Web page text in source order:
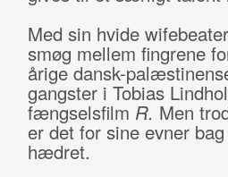
Med sin hvide
smøg mellem fingrene
årige dansk-
gangster i Tobias
fængselsfilm R. Men
er det for sine evner
hædret.